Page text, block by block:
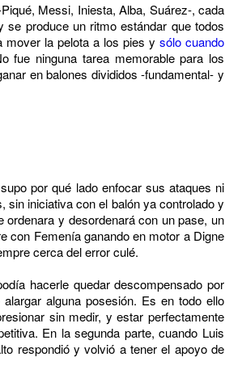
Messi, Iniesta, Alba, Suárez-, cada
produce un ritmo estándar que todos
mover la pelota a los pies ysólo cuando
ninguna tarea memorable para los
en balones divididos -fundamental- y
por qué lado enfocar sus ataques ni
iniciativa con el balón ya controlado y
y desordenará con un pase, un
con Femenía ganando en motor a Digne
cerca del error culé.
hacerle quedar descompensado por
alguna posesión. Es en todo ello
sin medir, y estar perfectamente
En la segunda parte, cuando Luis
respondió y volvió a tener el apoyo de